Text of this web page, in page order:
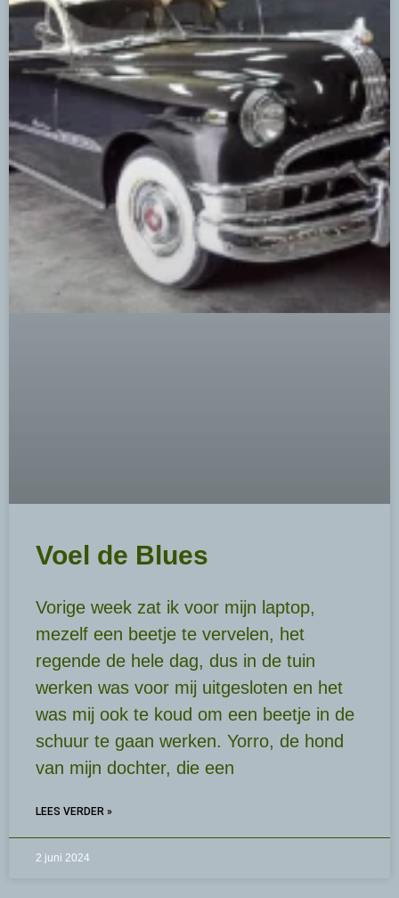
Voel de Blues
Vorige week zat ik voor mijn laptop,
mezelf een beetje te vervelen, het
regende de hele dag, dus in de tuin
werken was voor mij uitgesloten en het
was mij ook te koud om een beetje in de
schuur te gaan werken. Yorro, de hond
van mijn dochter, die een
LEES VERDER »
2 juni 2024